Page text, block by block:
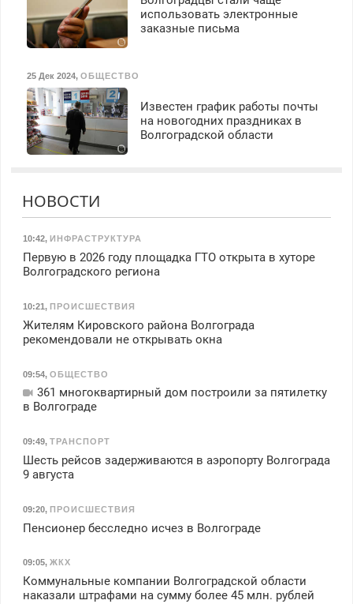
использовать электронные
заказные письма
25 Дек 2024, ОБЩЕСТВО
Известен график работы почты
на новогодних праздниках в
Волгоградской области
НОВОСТИ
10:42, ИНФРАСТРУКТУРА
Первую в 2026 году площадка ГТО открыта в хуторе
Волгоградского региона
10:21, ПРОИСШЕСТВИЯ
Жителям Кировского района Волгограда
рекомендовали не открывать окна
09:54, ОБЩЕСТВО
361 многоквартирный дом построили за пятилетку
в Волгограде
09:49, ТРАНСПОРТ
Шесть рейсов задерживаются в аэропорту Волгограда
9 августа
09:20, ПРОИСШЕСТВИЯ
Пенсионер бесследно исчез в Волгограде
09:05, ЖКХ
Коммунальные компании Волгоградской области
наказали штрафами на сумму более 45 млн. рублей